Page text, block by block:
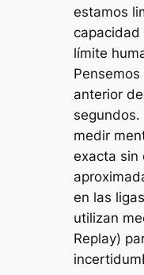
estamos
capacidad
límite
anterior
medir
exacta sin
en las
utilizan
Replay)